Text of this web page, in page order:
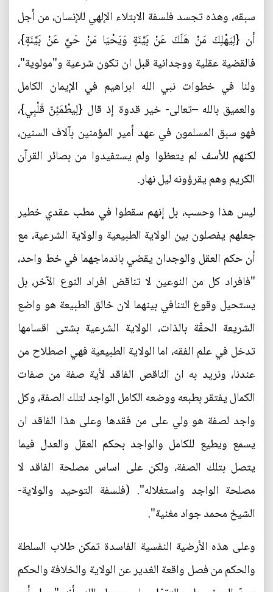
سبقه، وهذه تجسد فلسفة الابتلاء الإلهي للإنسان، من أجل
أن {لِيَهْلِكَ مَنْ هَلَكَ عَنْ بَيِّنَةٍ وَيَحْيَا مَنْ حَيَّ عَنْ بَيِّنَةٍ}،
فالقضية عقلية ووجدانية قبل ان تكون شرعية و"مولوية"،
ولنا في خطوات نبي الله ابراهيم في الإيمان الكامل
والعميق بالله –تعالى- خير قدوة إذ قال {لِيطْمَئِنّ قَلْبِي}،
فهو سبق المسلمون في عهد أمير المؤمنين بآلاف السنين،
لكنهم للأسف لم يتعظوا ولم يستفيدوا من بصائر القرآن
الكريم وهم يقرؤونه ليل نهار.
ليس هذا وحسب، بل إنهم سقطوا في مطب عقدي خطير
جعلهم يفصلون بين الولاية الطبيعية والولاية الشرعية، مع
أن حكم العقل والوجدان يقضي باندماجهما في خط واحد،
"فافراد كل من النوعين لا تناقض افراد النوع الآخر، بل
يستحيل وقوع التنافي بينهما لان خالق الطبيعة هو واضع
الشريعة الحقّة بالذات، الولاية الشرعية بشتى اقسامها
تدخل في علم الفقه، اما الولاية الطبيعية فهي اصطلاح من
عندنا، ونريد به ان الناقص الفاقد لأية صفة من صفات
الكمال يفتقر بطبعه ووضعه الكامل الواجد لتلك الصفة، وكل
واجد لصفة هو ولي على من فقدها وعلى هذا الفاقد ان
يسمع ويطيع للكامل والواجد بحكم العقل والعدل فيما
يتصل بتلك الصفة، ولكن على اساس مصلحة الفاقد لا
مصلحة الواجد واستغلاله". (فلسفة التوحيد والولاية-
الشيخ محمد جواد مغنية".
وعلى هذه الأرضية النفسية الفاسدة تمكن طلاب السلطة
والحكم من فصل واقعة الغدير عن الولاية والخلافة والحكم